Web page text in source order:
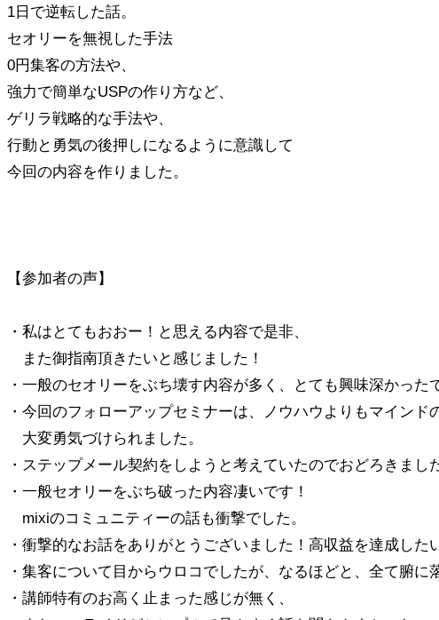
1日で逆転した話。
セオリーを無視した手法
0円集客の方法や、
強力で簡単なUSPの作り方など、
ゲリラ戦略的な手法や、
行動と勇気の後押しになるように意識して
今回の内容を作りました。
【参加者の声】
・私はとてもおおー！と思える内容で是非、
また御指南頂きたいと感じました！
・一般のセオリーをぶち壊す内容が多く、とても興味深かった
・今回のフォローアップセミナーは、ノウハウよりもマインド
大変勇気づけられました。
・ステップメール契約をしようと考えていたのでおどろきまし
・一般セオリーをぶち破った内容凄いです！
mixiのコミュニティーの話も衝撃でした。
・衝撃的なお話をありがとうございました！高収益を達成した
・集客について目からウロコでしたが、なるほどと、全て腑に
・講師特有のお高く止まった感じが無く、